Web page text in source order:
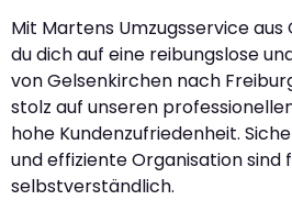
Mit Martens Umzugsservice
du dich auf eine reibungslose
von Gelsenkirchen nach
stolz auf unseren
hohe Kundenzufriedenheit.
und effiziente Organisation sind
selbstverständlich.